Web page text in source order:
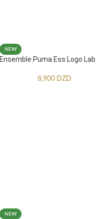
NEW
Ensemble Puma Ess Logo Lab
8,900 DZD
NEW